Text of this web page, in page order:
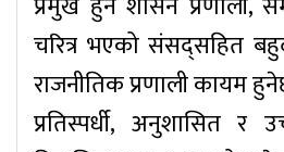
चरित्र भएको संसद्सहित
राजनीतिक प्रणाली कायम
प्रतिस्पर्धी, अनुशासित र